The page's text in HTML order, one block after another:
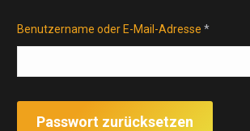
Benutzername oder E-Mail-Adresse *
Passwort zurücksetzen